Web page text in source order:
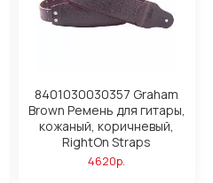
8401030030357 Graham
Brown Ремень для гитары,
кожаный, коричневый,
RightOn Straps
4620р.